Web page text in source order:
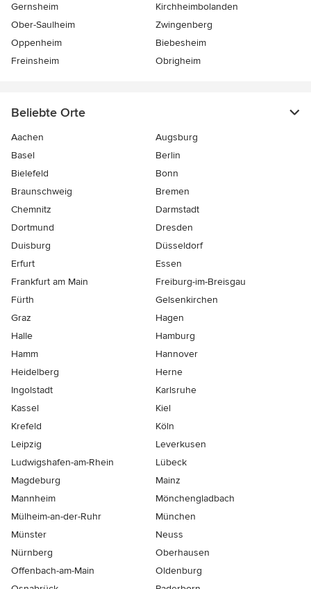
Gernsheim
Kirchheimbolanden
Ober-Saulheim
Zwingenberg
Oppenheim
Biebesheim
Freinsheim
Obrigheim
Beliebte Orte
Aachen
Augsburg
Basel
Berlin
Bielefeld
Bonn
Braunschweig
Bremen
Chemnitz
Darmstadt
Dortmund
Dresden
Duisburg
Düsseldorf
Erfurt
Essen
Frankfurt am Main
Freiburg-im-Breisgau
Fürth
Gelsenkirchen
Graz
Hagen
Halle
Hamburg
Hamm
Hannover
Heidelberg
Herne
Ingolstadt
Karlsruhe
Kassel
Kiel
Krefeld
Köln
Leipzig
Leverkusen
Ludwigshafen-am-Rhein
Lübeck
Magdeburg
Mainz
Mannheim
Mönchen­gladbach
Mülheim-an-der-Ruhr
München
Münster
Neuss
Nürnberg
Oberhausen
Offenbach-am-Main
Oldenburg